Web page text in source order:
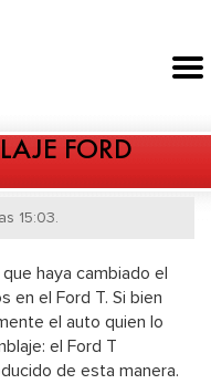
FORD
15:03.
haya cambiado el
en el Ford T. Si bien
el auto quien lo
el Ford T
de esta manera.